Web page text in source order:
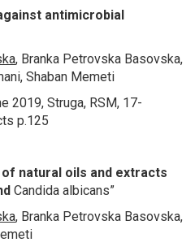
antimicrobial
, Branka Petrovska Basovska,
Shaban Memeti
2019, Struga, RSM, 17-
p.125
natural oils and extracts
Candida albicans”
, Branka Petrovska Basovska,